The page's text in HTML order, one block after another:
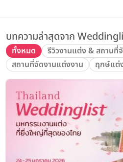
บทความล่าสุดจาก
ทั้งหมด
รีวิวงานแต่ง & สถานที่
สถานที่จัดงานแต่งงาน
ฤกษ์แต่